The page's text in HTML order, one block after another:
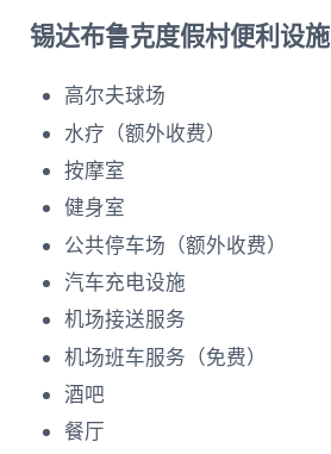
锡达布鲁克度假村便利设施
高尔夫球场
水疗（额外收费）
按摩室
健身室
公共停车场（额外收费）
汽车充电设施
机场接送服务
机场班车服务（免费）
酒吧
餐厅